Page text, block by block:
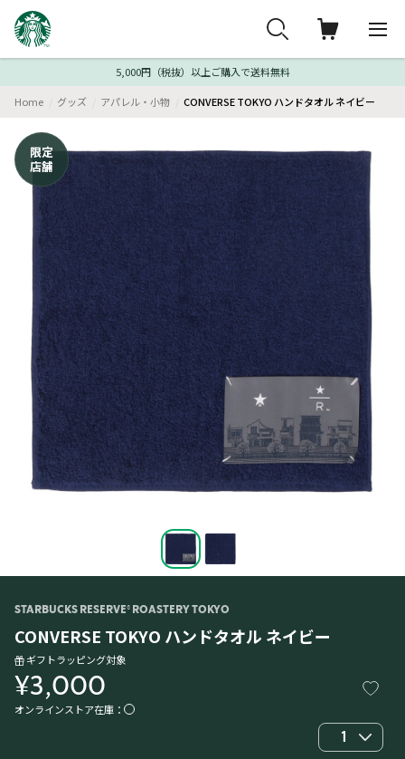
5,000円（税抜）以上ご購入で送料無料
Home グッズ アパレル・小物 CONVERSE TOKYO ハンドタオル ネイビー
限定
店舗
STARBUCKS RESERVE® ROASTERY TOKYO
CONVERSE TOKYO ハンドタオル ネイビー
ギフトラッピング対象
¥3,000
オンラインストア在庫：
1